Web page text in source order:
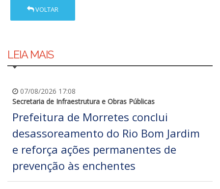
VOLTAR
LEIA MAIS
07/08/2026 17:08
Secretaria de Infraestrutura e Obras Públicas
Prefeitura de Morretes conclui
desassoreamento do Rio Bom Jardim
e reforça ações permanentes de
prevenção às enchentes